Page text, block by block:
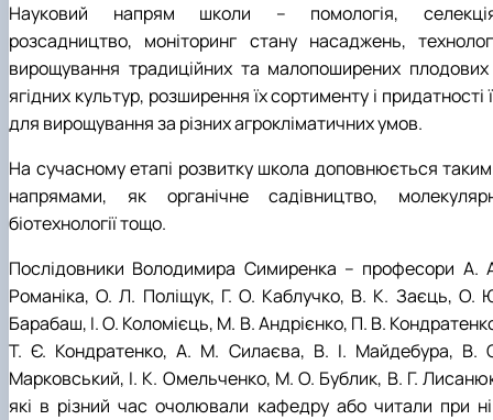
Науковий напрям школи – помологія,
розсадництво, моніторинг стану насаджень,
вирощування традиційних та малопоширених плодових
ягідних культур, розширення їх сортименту і придатності
для вирощування за різних агрокліматичних умов.
На сучасному етапі розвитку школа доповнюється
напрямами, як органічне садівництво,
біотехнології тощо.
Послідовники Володимира Симиренка – професори А.
Романіка, О. Л. Поліщук, Г. О. Каблучко, В. К. Заєць, О.
Барабаш, І. О. Коломієць, М. В. Андрієнко, П. В.
Т. Є. Кондратенко, А. М. Силаєва, В. І. Майдебура, В.
Марковський, І. К. Омельченко, М. О. Бублик, В. Г.
які в різний час очолювали кафедру або читали при